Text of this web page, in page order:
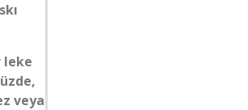
leke
veya